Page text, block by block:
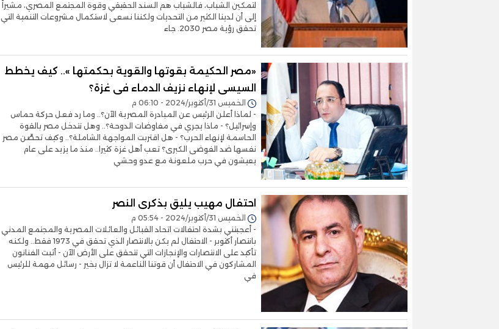
لتمكين الشباب، فالشباب هم السند الحقيقي وقوة المجتمع المصري، مشيراً
إلى أن لدينا الكثير من التحديات ولكننا نسعى لاستكمال مشروعات التنمية التي
تحقق رؤية مصر 2030. جاء
«مصر الحكيمة بقوتها والقوية بحكمتها ».. كيف يخطط
السيسى لإنهاء نزيف الدماء فى غزة؟
الخميس 31/أكتوبر/2024 - 06:10 م
- لماذا أعلن الرئيس عن المبادرة المصرية الآن؟.. وما رد فعل حركة حماس
وإسرائيل؟ - ماذا يجري في مفاوضات الدوحة؟.. وهل تتدخل مصر بالقوة
الحاسمة لإنهاء الحرب؟ - هل اقتربت المواجهة الشاملة؟.. وكيف تحصِّن مصر
نفسها ضد الفوضى الكبرى؟ تعب أهل غزة كثيرا.. منذ ما يزيد على عام
يعيشون في حرب ملعونة مع عدو وحشي
احتفال مهيب يليق بذكرى النصر
الخميس 31/أكتوبر/2024 - 05:54 م
- أعجبتني بشدة احتفالات اتحاد القبائل والعائلات المصرية والمجتمع المدني
بانتصار أكتوبر - الاحتفال لم يكن بالانتصار الذي تحقق في 1973 فقط.. ولكنه
تأكيد على الانتصارات والإنجازات التي تتحقق على الأرض الآن - أثبت الفنانون
المشاركون في الاحتفال أن قوتنا الناعمة لا تزال بخير - رسائل مهمة للرئيس
في